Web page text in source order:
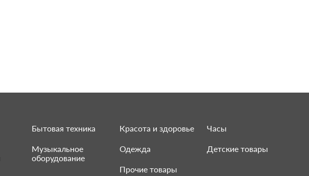
Бытовая техника
Музыкальное
оборудование
Красота и здоровье
Одежда
Прочие товары
Часы
Детские товары